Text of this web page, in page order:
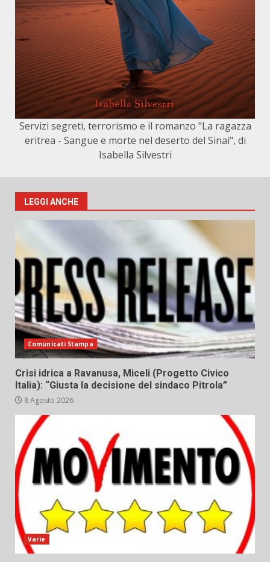
Servizi segreti, terrorismo e il romanzo "La ragazza
eritrea - Sangue e morte nel deserto del Sinai", di
Isabella Silvestri
LEGGI ANCHE
Comunicati Stampa
Crisi idrica a Ravanusa, Miceli (Progetto Civico
Italia): “Giusta la decisione del sindaco Pitrola”
8 Agosto 2026
Varie